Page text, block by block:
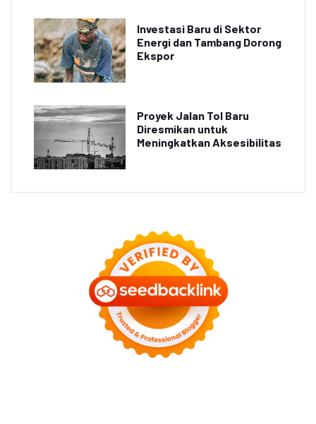
Investasi Baru di Sektor
Energi dan Tambang Dorong
Ekspor
Proyek Jalan Tol Baru
Diresmikan untuk
Meningkatkan Aksesibilitas